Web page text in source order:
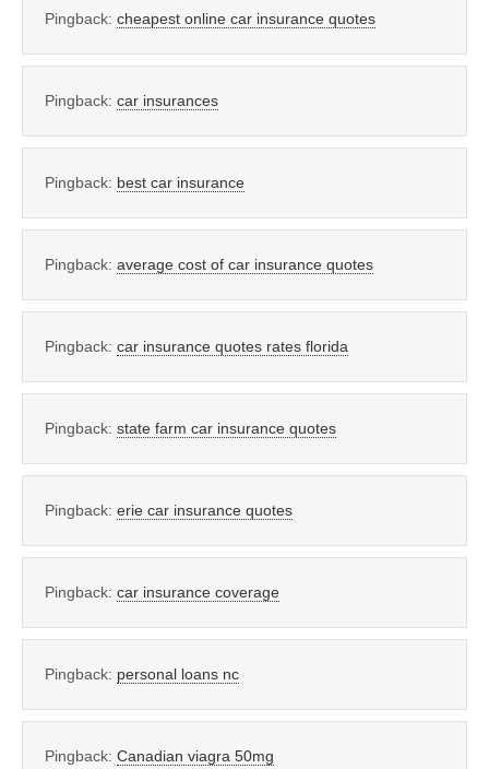
Pingback: cheapest online car insurance quotes
Pingback: car insurances
Pingback: best car insurance
Pingback: average cost of car insurance quotes
Pingback: car insurance quotes rates florida
Pingback: state farm car insurance quotes
Pingback: erie car insurance quotes
Pingback: car insurance coverage
Pingback: personal loans nc
Pingback: Canadian viagra 50mg